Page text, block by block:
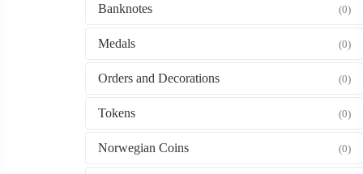
Banknotes (0)
Medals (0)
Orders and Decorations (0)
Tokens (0)
Norwegian Coins (0)